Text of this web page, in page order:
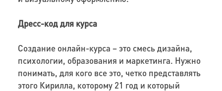
Дресс-код для курса
Создание онлайн-курса – это смесь дизайна,
психологии, образования и маркетинга. Нужно
понимать, для кого все это, четко представлять
этого Кирилла, которому 21 год и который